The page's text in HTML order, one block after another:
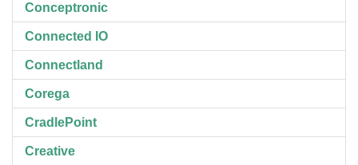
Conceptronic
Connected IO
Connectland
Corega
CradlePoint
Creative